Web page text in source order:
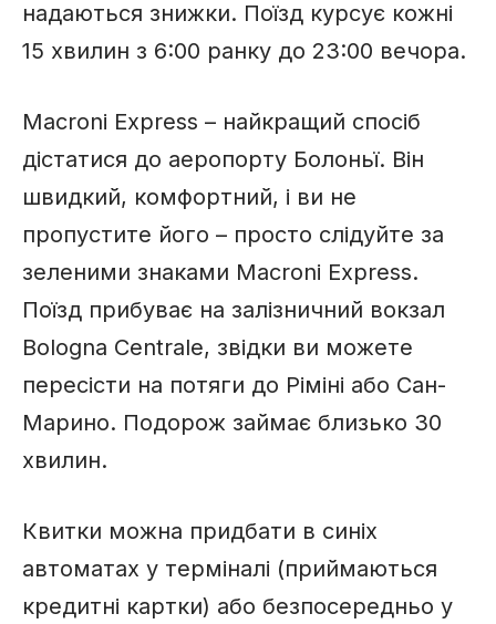
надаються знижки. Поїзд курсує кожні
15 хвилин з 6:00 ранку до 23:00 вечора.
Macroni Express – найкращий спосіб
дістатися до аеропорту Болоньї. Він
швидкий, комфортний, і ви не
пропустите його – просто слідуйте за
зеленими знаками Macroni Express.
Поїзд прибуває на залізничний вокзал
Bologna Centrale, звідки ви можете
пересісти на потяги до Ріміні або Сан-
Марино. Подорож займає близько 30
хвилин.
Квитки можна придбати в синіх
автоматах у терміналі (приймаються
кредитні картки) або безпосередньо у